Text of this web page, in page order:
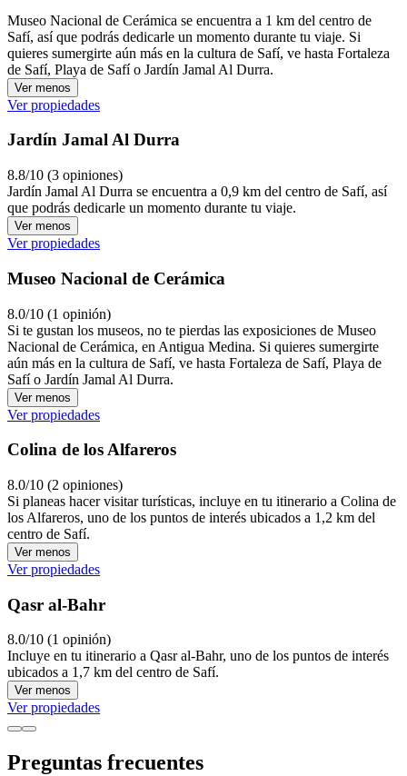
Museo Nacional de Cerámica se encuentra a 1 km del centro de
Safí, así que podrás dedicarle un momento durante tu viaje. Si
quieres sumergirte aún más en la cultura de Safí, ve hasta Fortaleza
de Safí, Playa de Safí o Jardín Jamal Al Durra.
Ver menos
Ver propiedades
Jardín Jamal Al Durra
8.8/10 (3 opiniones)
Jardín Jamal Al Durra se encuentra a 0,9 km del centro de Safí, así
que podrás dedicarle un momento durante tu viaje.
Ver menos
Ver propiedades
Museo Nacional de Cerámica
8.0/10 (1 opinión)
Si te gustan los museos, no te pierdas las exposiciones de Museo
Nacional de Cerámica, en Antigua Medina. Si quieres sumergirte
aún más en la cultura de Safí, ve hasta Fortaleza de Safí, Playa de
Safí o Jardín Jamal Al Durra.
Ver menos
Ver propiedades
Colina de los Alfareros
8.0/10 (2 opiniones)
Si planeas hacer visitar turísticas, incluye en tu itinerario a Colina de
los Alfareros, uno de los puntos de interés ubicados a 1,2 km del
centro de Safí.
Ver menos
Ver propiedades
Qasr al-Bahr
8.0/10 (1 opinión)
Incluye en tu itinerario a Qasr al-Bahr, uno de los puntos de interés
ubicados a 1,7 km del centro de Safí.
Ver menos
Ver propiedades
Preguntas frecuentes